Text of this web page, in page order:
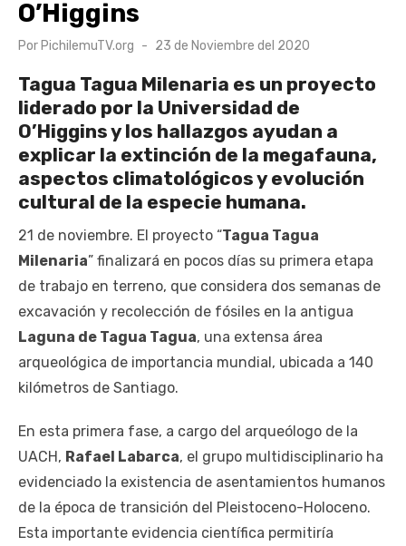
O’Higgins
Por PichilemuTV.org
Publicado
23 de Noviembre del 2020
Tagua Tagua Milenaria es un proyecto
liderado por la Universidad de
O’Higgins y los hallazgos ayudan a
explicar la extinción de la megafauna,
aspectos climatológicos y evolución
cultural de la especie humana.
21 de noviembre. El proyecto “Tagua Tagua
Milenaria” finalizará en pocos días su primera etapa
de trabajo en terreno, que considera dos semanas de
excavación y recolección de fósiles en la antigua
Laguna de Tagua Tagua, una extensa área
arqueológica de importancia mundial, ubicada a 140
kilómetros de Santiago.
En esta primera fase, a cargo del arqueólogo de la
UACH, Rafael Labarca, el grupo multidisciplinario ha
evidenciado la existencia de asentamientos humanos
de la época de transición del Pleistoceno-Holoceno.
Esta importante evidencia científica permitiría